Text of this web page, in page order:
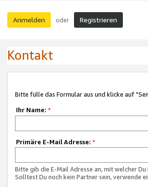
Anmelden oder Registrieren
Kontakt
Bitte fülle das Formular aus und klicke auf
Ihr Name: *
Primäre E-Mail Adresse: *
Bitte gib die E-Mail Adresse an, mit welcher
Solltest Du noch kein Partner sein, verwende